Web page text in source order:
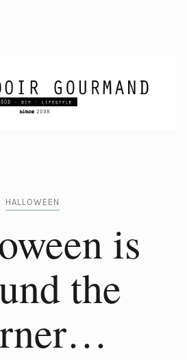
HALLOWEEN
is
the